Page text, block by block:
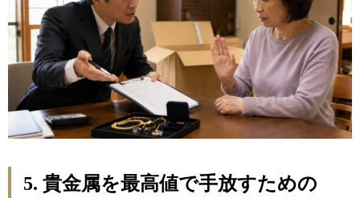
5. 貴金属を最高値で手放すための